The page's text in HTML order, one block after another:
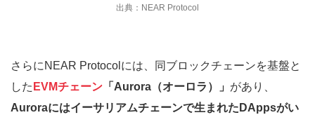
出典：NEAR Protocol
さらにNEAR Protocolには、同ブロックチェーンを基盤と
した EVMチェーン 「Aurora（オーロラ）」 があり、
Auroraにはイーサリアムチェーンで生まれたDAppsがい